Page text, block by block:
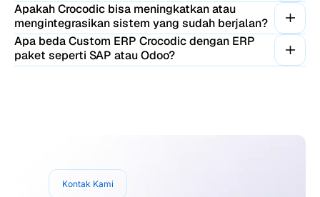
Apakah Crocodic bisa meningkatkan atau
mengintegrasikan sistem yang sudah berjalan?
Apa beda Custom ERP Crocodic dengan ERP
paket seperti SAP atau Odoo?
Kontak Kami